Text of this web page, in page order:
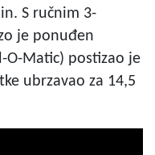
S ručnim 3-
je ponuđen
O-Matic) postizao je
ubrzavao za 14,5